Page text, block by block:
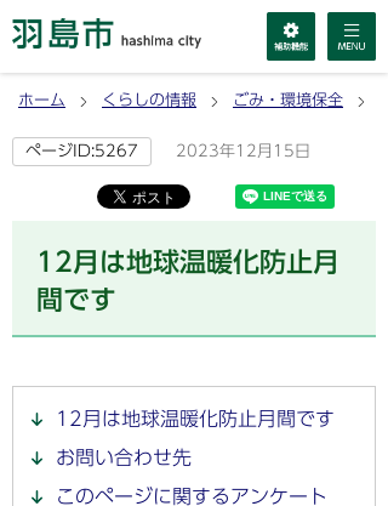
ホーム くらしの情報 ごみ・環境保全
ページID:5267 2023年12月15日
12月は地球温暖化防止月
間です
12月は地球温暖化防止月間です
お問い合わせ先
このページに関するアンケート